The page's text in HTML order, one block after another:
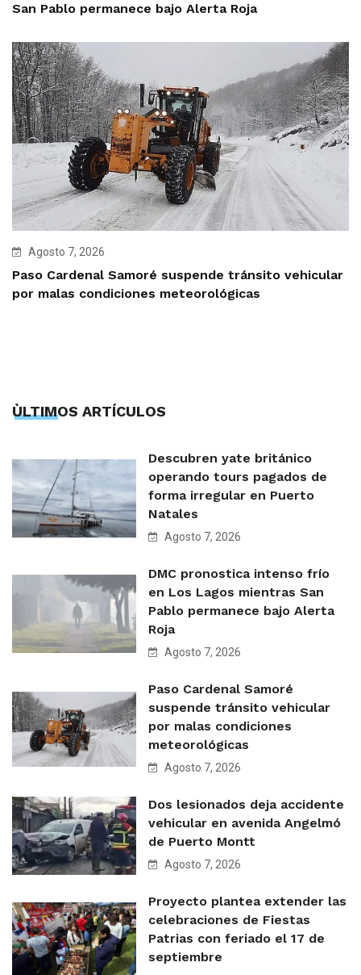
San Pablo permanece bajo Alerta Roja
Agosto 7, 2026
Paso Cardenal Samoré suspende tránsito vehicular
por malas condiciones meteorológicas
ÙLTIMOS ARTÍCULOS
Descubren yate británico
operando tours pagados de
forma irregular en Puerto
Natales
Agosto 7, 2026
DMC pronostica intenso frío
en Los Lagos mientras San
Pablo permanece bajo Alerta
Roja
Agosto 7, 2026
Paso Cardenal Samoré
suspende tránsito vehicular
por malas condiciones
meteorológicas
Agosto 7, 2026
Dos lesionados deja accidente
vehicular en avenida Angelmó
de Puerto Montt
Agosto 7, 2026
Proyecto plantea extender las
celebraciones de Fiestas
Patrias con feriado el 17 de
septiembre